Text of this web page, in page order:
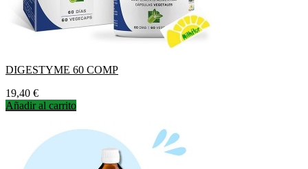
DIGESTYME 60 COMP
Precio
19,40 €
Añadir al carrito